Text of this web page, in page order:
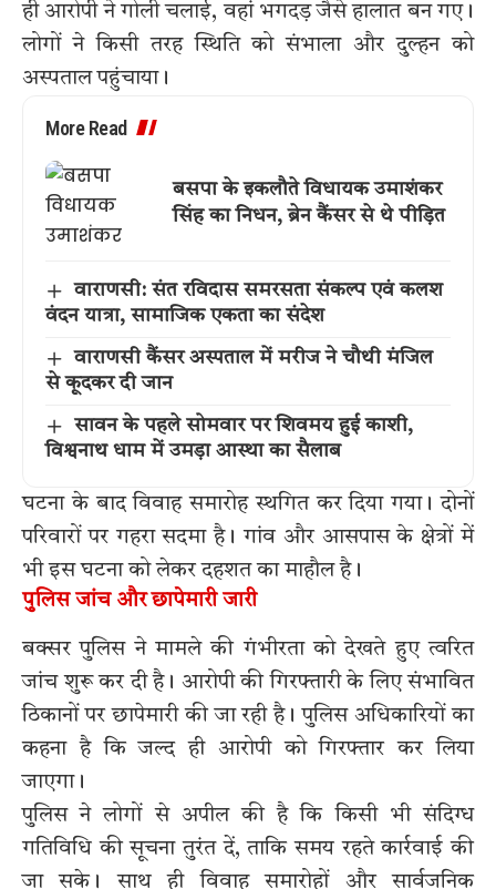
ही आरोपी ने गोली चलाई, वहां भगदड़ जैसे हालात बन गए।
लोगों ने किसी तरह स्थिति को संभाला और दुल्हन को
अस्पताल पहुंचाया।
More Read
बसपा के इकलौते विधायक उमाशंकर
सिंह का निधन, ब्रेन कैंसर से थे पीड़ित
वाराणसी: संत रविदास समरसता संकल्प एवं कलश
वंदन यात्रा, सामाजिक एकता का संदेश
वाराणसी कैंसर अस्पताल में मरीज ने चौथी मंजिल
से कूदकर दी जान
सावन के पहले सोमवार पर शिवमय हुई काशी,
विश्वनाथ धाम में उमड़ा आस्था का सैलाब
घटना के बाद विवाह समारोह स्थगित कर दिया गया। दोनों
परिवारों पर गहरा सदमा है। गांव और आसपास के क्षेत्रों में
भी इस घटना को लेकर दहशत का माहौल है।
पुलिस जांच और छापेमारी जारी
बक्सर पुलिस ने मामले की गंभीरता को देखते हुए त्वरित
जांच शुरू कर दी है। आरोपी की गिरफ्तारी के लिए संभावित
ठिकानों पर छापेमारी की जा रही है। पुलिस अधिकारियों का
कहना है कि जल्द ही आरोपी को गिरफ्तार कर लिया
जाएगा।
पुलिस ने लोगों से अपील की है कि किसी भी संदिग्ध
गतिविधि की सूचना तुरंत दें, ताकि समय रहते कार्रवाई की
जा सके। साथ ही विवाह समारोहों और सार्वजनिक